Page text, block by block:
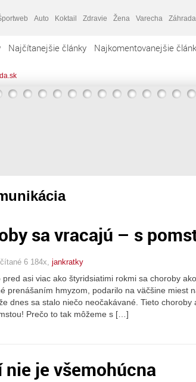
Auto Koktail Zdravie Žena Varecha Záhrada
Najčítanejšie články Najkomentovanejšie
sa vracajú – s
6 184x, jankratky
pred asi viac ako štyridsiatimi rokmi sa choroby
prenášaním hmyzom, podarilo na väčšine miest
dnes sa stalo niečo neočakávané. Tieto choroby
Prečo to tak môžeme s […]
nie je všemohúcna